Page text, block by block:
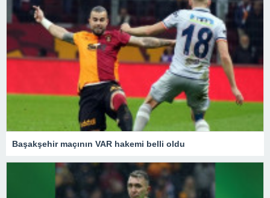
Başakşehir maçının VAR hakemi belli oldu